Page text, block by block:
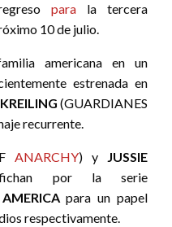
parala tercera
10 de julio.
americana en un
estrenada en
(GUARDIANES
recurrente.
ANARCHY) y JUSSIE
por la serie
para un papel
respectivamente.